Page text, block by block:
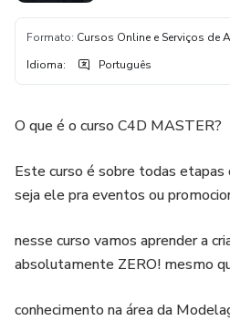
Formato: Cursos Online e Serviços de
Idioma: Português
O que é o curso C4D MASTER?
​Este curso é sobre todas etapas
seja ele pra eventos ou
nesse curso vamos aprender a
absolutamente ZERO! mesmo
conhecimento na área da